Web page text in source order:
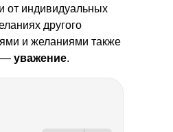
от индивидуальных
другого
и желаниями также
— уважение.